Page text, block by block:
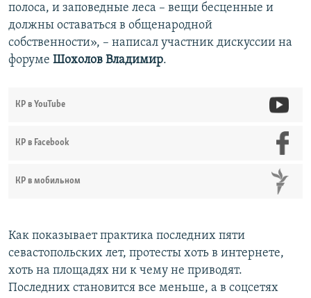
полоса, и заповедные леса – вещи бесценные и
должны оставаться в общенародной
собственности», – написал участник дискуссии на
форуме Шохолов Владимир.
КР в YouTube
КР в Facebook
КР в мобильном
Как показывает практика последних пяти
севастопольских лет, протесты хоть в интернете,
хоть на площадях ни к чему не приводят.
Последних становится все меньше, а в соцсетях